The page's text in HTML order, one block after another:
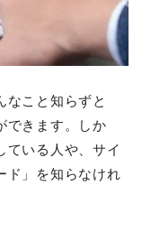
なこと知らずと
できます。しか
ている人や、サイ
ド」を知らなけれ